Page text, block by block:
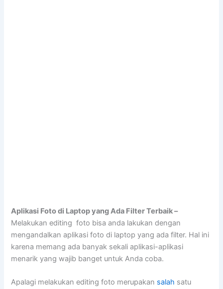
Aplikasi Foto di Laptop yang Ada Filter Terbaik –
Melakukan editing foto bisa anda lakukan dengan
mengandalkan aplikasi foto di laptop yang ada filter. Hal ini
karena memang ada banyak sekali aplikasi-aplikasi
menarik yang wajib banget untuk Anda coba.
Apalagi melakukan editing foto merupakan salah satu